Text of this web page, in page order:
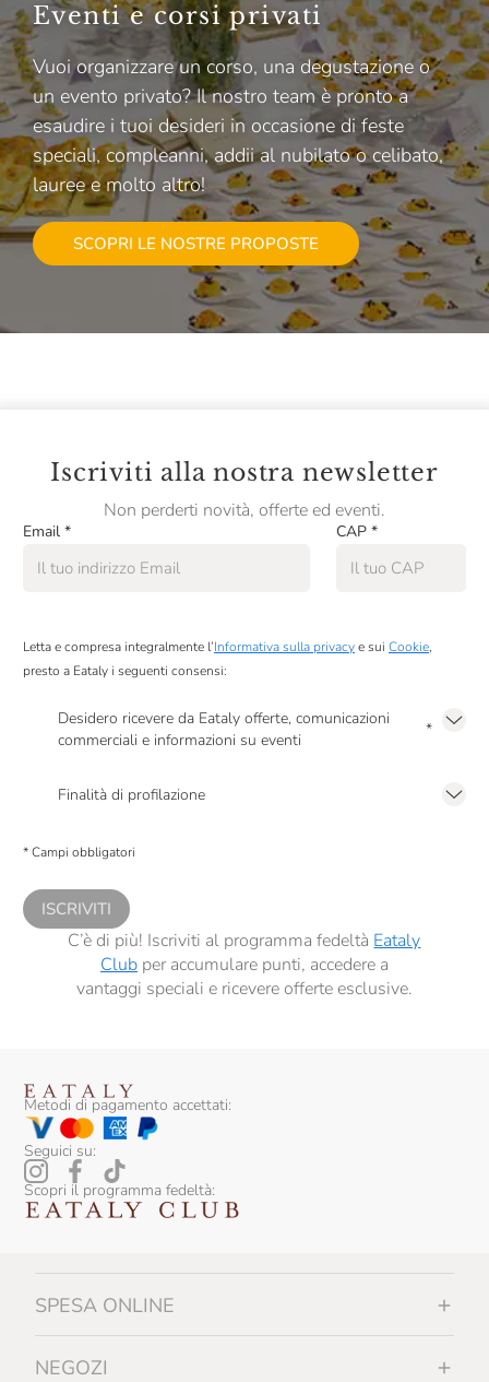
Eventi e corsi privati
Vuoi organizzare un corso, una degustazione o
un evento privato? Il nostro team è pronto a
esaudire i tuoi desideri in occasione di feste
speciali, compleanni, addii al nubilato o celibato,
lauree e molto altro!
SCOPRI LE NOSTRE PROPOSTE
Iscriviti alla nostra newsletter
Non perderti novità, offerte ed eventi.
Email * CAP *
Letta e compresa integralmente l’Informativa sulla privacye sui Cookie,
presto a Eataly i seguenti consensi:
Desidero ricevere da Eataly offerte, comunicazioni
commerciali e informazioni su eventi
*
Finalità di profilazione
comunicazioni commerciali personalizzate, in caso di consenso prestato ai
* Campi obbligatori
ISCRIVITI
C’è di più! Iscriviti al programma fedeltàEataly
Clubper accumulare punti, accedere a
vantaggi speciali e ricevere offerte esclusive.
Metodi di pagamento accettati:
Seguici su:
Scopri il programma fedeltà:
SPESA ONLINE
NEGOZI